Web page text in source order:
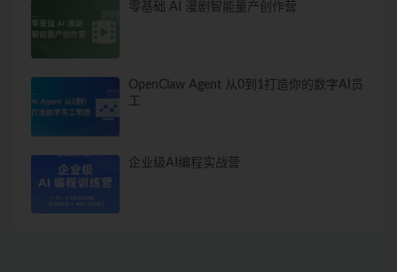
零基础 AI 漫剧智能量产创作营
OpenClaw Agent 从0到1打造你的数字AI员
企业级AI编程实战营